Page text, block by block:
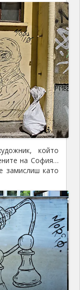
който
на София…
замислиш като